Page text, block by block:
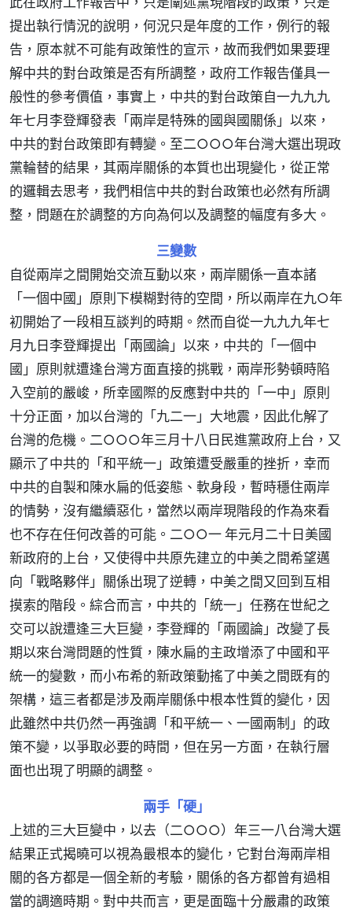
提出執行情況的說明，何況只是年度的工作，例行的報
告，原本就不可能有政策性的宣示，故而我們如果要理
解中共的對台政策是否有所調整，政府工作報告僅具一
般性的參考價值，事實上，中共的對台政策自一九九九
年七月李登輝發表「兩岸是特殊的國與國關係」以來，
中共的對台政策即有轉變。至二○○○年台灣大選出現政
黨輪替的結果，其兩岸關係的本質也出現變化，從正常
的邏輯去思考，我們相信中共的對台政策也必然有所調
整，問題在於調整的方向為何以及調整的幅度有多大。
三變數
自從兩岸之間開始交流互動以來，兩岸關係一直本諸
「一個中國」原則下模糊對待的空間，所以兩岸在九○年
初開始了一段相互談判的時期。然而自從一九九九年七
月九日李登輝提出「兩國論」以來，中共的「一個中
國」原則就遭逢台灣方面直接的挑戰，兩岸形勢頓時陷
入空前的嚴峻，所幸國際的反應對中共的「一中」原則
十分正面，加以台灣的「九二一」大地震，因此化解了
台灣的危機。二○○○年三月十八日民進黨政府上台，又
顯示了中共的「和平統一」政策遭受嚴重的挫折，幸而
中共的自製和陳水扁的低姿態、軟身段，暫時穩住兩岸
的情勢，沒有繼續惡化，當然以兩岸現階段的作為來看
也不存在任何改善的可能。二○○一 年元月二十日美國
新政府的上台，又使得中共原先建立的中美之間希望邁
向「戰略夥伴」關係出現了逆轉，中美之間又回到互相
摸索的階段。綜合而言，中共的「統一」任務在世紀之
交可以說遭逢三大巨變，李登輝的「兩國論」改變了長
期以來台灣問題的性質，陳水扁的主政增添了中國和平
統一的變數，而小布希的新政策動搖了中美之間既有的
架構，這三者都是涉及兩岸關係中根本性質的變化，因
此雖然中共仍然一再強調「和平統一、一國兩制」的政
策不變，以爭取必要的時間，但在另一方面，在執行層
面也出現了明顯的調整。
兩手「硬」
上述的三大巨變中，以去（二○○○）年三一八台灣大選
結果正式揭曉可以視為最根本的變化，它對台海兩岸相
關的各方都是一個全新的考驗，關係的各方都曾有過相
當的調適時期。對中共而言，更是面臨十分嚴肅的政策